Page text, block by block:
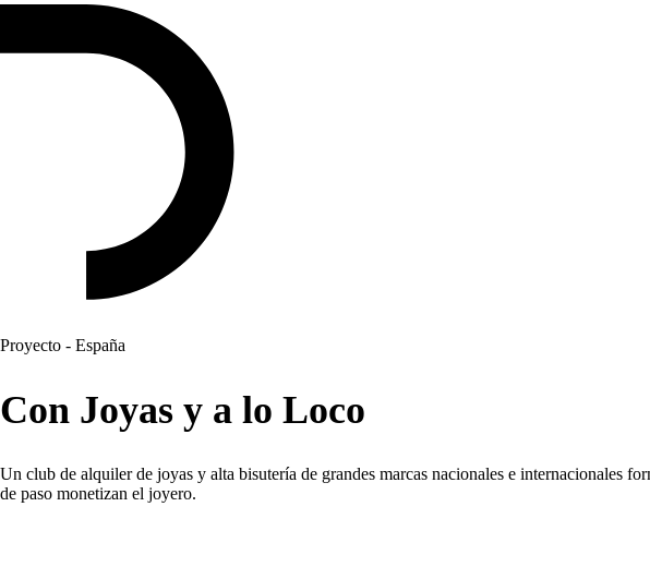
Proyecto - España
Con Joyas y a lo Loco
Un club de alquiler de joyas y alta bisutería de grandes marcas nacionales e internacionales
de paso monetizan el joyero.